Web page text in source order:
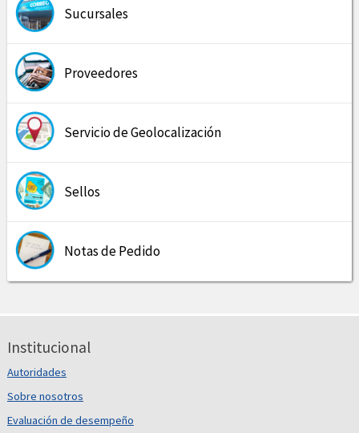
Sucursales
Proveedores
Servicio de Geolocalización
Sellos
Notas de Pedido
Institucional
Autoridades
Sobre nosotros
Evaluación de desempeño